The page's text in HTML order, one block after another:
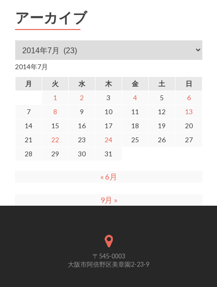
アーカイブ
アーカイブ
2014年7月
月 火 水 木 金 土
日
1
2 3 4 5
6
7
8 9 10 11 12
13
14
15 16 17 18 19
20
21
22 23 24 25 26
27
28
29 30 31
« 6月
9月 »
〒545-0003
大阪市阿倍野区美章園2-23-9